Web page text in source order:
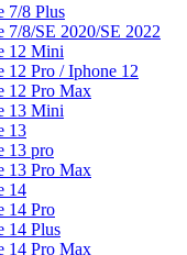
7/8 Plus
7/8/SE 2020/SE 2022
12 Mini
12 Pro / Iphone 12
12 Pro Max
13 Mini
13
13 pro
13 Pro Max
14
14 Pro
14 Plus
14 Pro Max